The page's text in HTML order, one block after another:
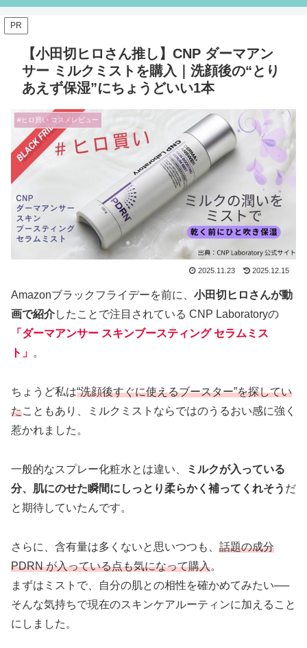
PR
【小田切ヒロさん推し】CNP ダーマアン
サー ミルクミストを購入｜洗顔後の“とり
あえず保湿”にちょうどいい1本
#ヒロ買い コスメレビュー
2025.11.23 2025.12.15
Amazonブラックフライデーを前に、 小田切ヒロさんが動
画で紹介したことで注目されている CNP Laboratoryの
「ダーマアンサー スキンブースティング セラムミス
ト」 。
ちょうど私は“洗顔後すぐに使えるブースター”を探してい
たこともあり、ミルクミストならではのうるおい感に強く
惹かれました。
一般的なスプレー化粧水とは違い、
ミルクが入っている
分、肌にのせた瞬間にしっとり柔らかく補ってくれそう だ
と期待していたんです。
さらに、含有量は多くないと思いつつも、 話題の成分
PDRN が入っている点も気になって購入。
まずはミストで、自分の肌との相性を確かめてみたい──
そんな気持ちで現在のスキンケアルーティンに加えること
にしました。